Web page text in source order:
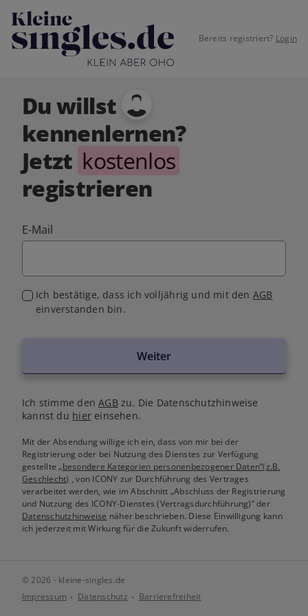
Bereits registriert? Login
Du willst
kennenlernen?
Jetzt kostenlos
registrieren
E-Mail
Ich bestätige, dass ich volljährig und mit den AGB
einverstanden bin.
Weiter
Ich stimme denAGB zu. Die Datenschutzhinweise
kannst du hiereinsehen.
Mit der Absendung willige ich ein, dass von mir bei der
Registrierung oder bei Nutzung des Dienstes zur Verfügung
gestellte„besondere Kategorien personenbezogener Daten“(z.B.
Geschlecht) , von ICONY zur Durchführung des Vertrages
verarbeitet werden, wie im Abschnitt „Abschluss der Registrierung
und Nutzung des ICONY-Dienstes (Vertragsdurchführung)“ der
Datenschutzhinweise näher beschrieben. Diese Einwilligung kann
ich jederzeit mit Wirkung für die Zukunft widerrufen.
© 2026 - kleine-singles.de
Impressum
Datenschutz Barrierefreiheit